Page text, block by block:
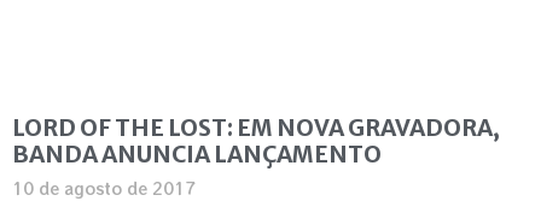
LORD OF THE LOST: EM NOVA GRAVADORA,
BANDA ANUNCIA LANÇAMENTO
10 de agosto de 2017